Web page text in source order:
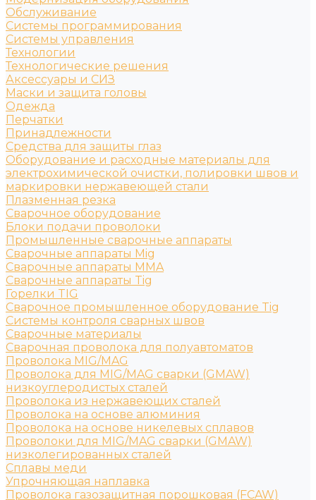
Обслуживание
Системы программирования
Системы управления
Технологии
Технологические решения
Аксессуары и СИЗ
Маски и защита головы
Одежда
Перчатки
Принадлежности
Средства для защиты глаз
Оборудование и расходные материалы для
электрохимической очистки, полировки швов и
маркировки нержавеющей стали
Плазменная резка
Сварочное оборудование
Блоки подачи проволоки
Промышленные сварочные аппараты
Сварочные аппараты Mig
Сварочные аппараты MMA
Сварочные аппараты Tig
Горелки TIG
Сварочное промышленное оборудование Tig
Системы контроля сварных швов
Сварочные материалы
Сварочная проволока для полуавтоматов
Проволока MIG/MAG
Проволока для MIG/MAG сварки (GMAW)
низкоуглеродистых сталей
Проволока из нержавеющих сталей
Проволока на основе алюминия
Проволока на основе никелевых сплавов
Проволоки для MIG/MAG сварки (GMAW)
низколегированных сталей
Сплавы меди
Упрочняющая наплавка
Проволока газозащитная порошковая (FCAW)